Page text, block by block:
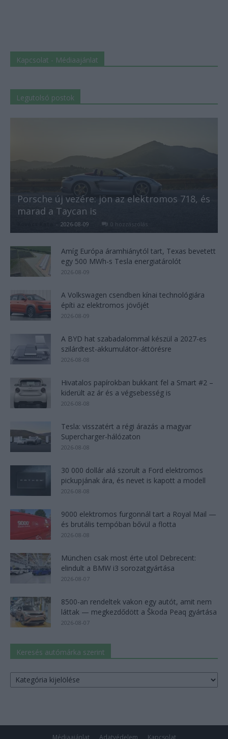
Kapcsolat - Médiaajánlat
Legutolsó postok
Porsche új vezére: jön az elektromos 718, és
marad a Taycan is
- 2026-08-09 0 hozzászólás
Amíg Európa áramhiánytól tart, Texas bevetett
egy 500 MWh-s Tesla energiatárolót
2026-08-09
A Volkswagen csendben kínai technológiára
építi az elektromos jövőjét
2026-08-09
A BYD hat szabadalommal készül a 2027-es
szilárdtest-akkumulátor-áttörésre
2026-08-08
Hivatalos papírokban bukkant fel a Smart #2 –
kiderült az ár és a végsebesség is
2026-08-08
Tesla: visszatért a régi árazás a magyar
Supercharger-hálózaton
2026-08-08
30 000 dollár alá szorult a Ford elektromos
pickupjának ára, és nevet is kapott a modell
2026-08-08
9000 elektromos furgonnál tart a Royal Mail —
és brutális tempóban bővül a flotta
2026-08-08
München csak most érte utol Debrecent:
elindult a BMW i3 sorozatgyártása
2026-08-07
8500-an rendeltek vakon egy autót, amit nem
láttak — megkezdődött a Škoda Peaq gyártása
2026-08-07
Keresés autómárka szerint
Keresés
autómárka
Médiaajánlat Adatvédelem Kapcsolat